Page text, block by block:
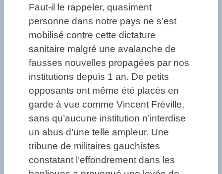
Faut-il le rappeler, quasiment
personne dans notre pays ne s’est
mobilisé contre cette dictature
sanitaire malgré une avalanche de
fausses nouvelles propagées par nos
institutions depuis 1 an. De petits
opposants ont même été placés en
garde à vue comme Vincent Fréville,
sans qu’aucune institution n’interdise
un abus d’une telle ampleur. Une
tribune de militaires gauchistes
constatant l’effondrement dans les